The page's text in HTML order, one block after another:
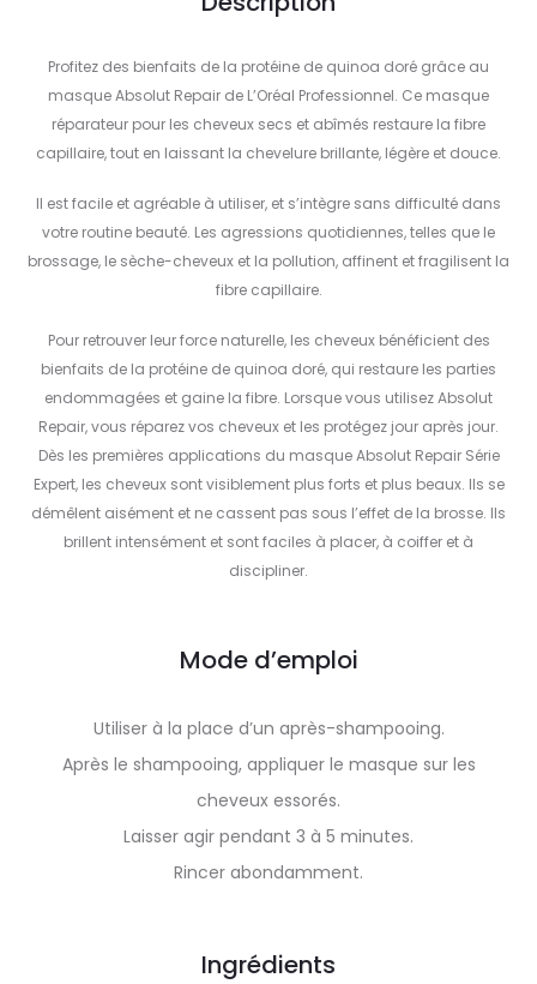
Profitez des bienfaits de la protéine de quinoa doré grâce au
masque Absolut Repair de L’Oréal Professionnel. Ce masque
réparateur pour les cheveux secs et abîmés restaure la fibre
capillaire, tout en laissant la chevelure brillante, légère et douce.
Il est facile et agréable à utiliser, et s’intègre sans difficulté dans
votre routine beauté. Les agressions quotidiennes, telles que le
brossage, le sèche-cheveux et la pollution, affinent et fragilisent la
fibre capillaire.
Pour retrouver leur force naturelle, les cheveux bénéficient des
bienfaits de la protéine de quinoa doré, qui restaure les parties
endommagées et gaine la fibre. Lorsque vous utilisez Absolut
Repair, vous réparez vos cheveux et les protégez jour après jour.
Dès les premières applications du masque Absolut Repair Série
Expert, les cheveux sont visiblement plus forts et plus beaux. Ils se
démêlent aisément et ne cassent pas sous l’effet de la brosse. Ils
brillent intensément et sont faciles à placer, à coiffer et à
discipliner.
Mode d’emploi
Utiliser à la place d’un après-shampooing.
Après le shampooing, appliquer le masque sur les
cheveux essorés.
Laisser agir pendant 3 à 5 minutes.
Rincer abondamment.
Ingrédients